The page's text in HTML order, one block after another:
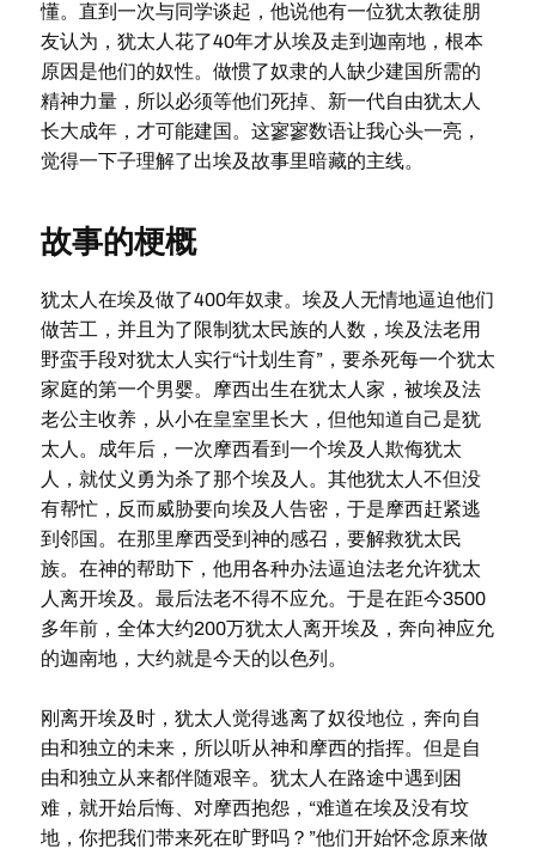
懂。直到一次与同学谈起，他说他有一位犹太教徒朋
友认为，犹太人花了40年才从埃及走到迦南地，根本
原因是他们的奴性。做惯了奴隶的人缺少建国所需的
精神力量，所以必须等他们死掉、新一代自由犹太人
长大成年，才可能建国。这寥寥数语让我心头一亮，
觉得一下子理解了出埃及故事里暗藏的主线。
故事的梗概
犹太人在埃及做了400年奴隶。埃及人无情地逼迫他们
做苦工，并且为了限制犹太民族的人数，埃及法老用
野蛮手段对犹太人实行“计划生育”，要杀死每一个犹太
家庭的第一个男婴。摩西出生在犹太人家，被埃及法
老公主收养，从小在皇室里长大，但他知道自己是犹
太人。成年后，一次摩西看到一个埃及人欺侮犹太
人，就仗义勇为杀了那个埃及人。其他犹太人不但没
有帮忙，反而威胁要向埃及人告密，于是摩西赶紧逃
到邻国。在那里摩西受到神的感召，要解救犹太民
族。在神的帮助下，他用各种办法逼迫法老允许犹太
人离开埃及。最后法老不得不应允。于是在距今3500
多年前，全体大约200万犹太人离开埃及，奔向神应允
的迦南地，大约就是今天的以色列。
刚离开埃及时，犹太人觉得逃离了奴役地位，奔向自
由和独立的未来，所以听从神和摩西的指挥。但是自
由和独立从来都伴随艰辛。犹太人在路途中遇到困
难，就开始后悔、对摩西抱怨，“难道在埃及没有坟
地，你把我们带来死在旷野吗？”他们开始怀念原来做